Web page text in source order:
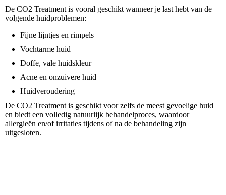
De CO2 Treatment is vooral geschikt wanneer je last hebt van de
volgende huidproblemen:
Fijne lijntjes en rimpels
Vochtarme huid
Doffe, vale huidskleur
Acne en onzuivere huid
Huidveroudering
De CO2 Treatment is geschikt voor zelfs de meest gevoelige huid
en biedt een volledig natuurlijk behandelproces, waardoor
allergieën en/of irritaties tijdens of na de behandeling zijn
uitgesloten.